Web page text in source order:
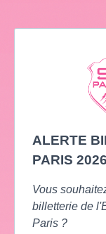
ALERTE
PARIS 2026
Vous
billetterie de
Paris ?